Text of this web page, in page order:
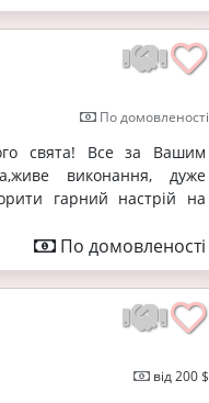
По домовленості
свята! Все за Вашим
виконання, дуже
гарний настрій на
По домовленості
від 200 $